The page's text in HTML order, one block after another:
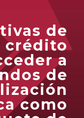
de
crédito
a
de
como